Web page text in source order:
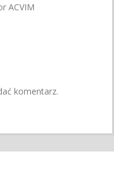
ACVIM
komentarz.